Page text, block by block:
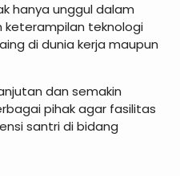
hanya unggul dalam
teknologi
di dunia kerja maupun
dan semakin
pihak agar fasilitas
santri di bidang